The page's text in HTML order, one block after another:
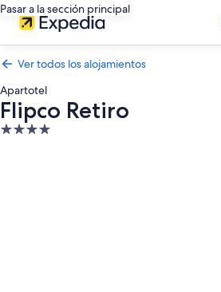
Pasar a la sección principal
Ver todos los alojamientos
Apartotel
Flipco Retiro
Alojamiento